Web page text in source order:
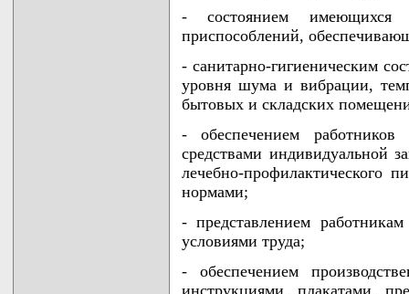
- состоянием имеющихся
приспособлений,
- санитарно-гигиеническим
уровня шума и вибрации,
бытовых и складских
- обеспечением работников
средствами индивидуальной
лечебно-профилактического
нормами;
- представлением
условиями труда;
- обеспечением
инструкциями, плакатами,